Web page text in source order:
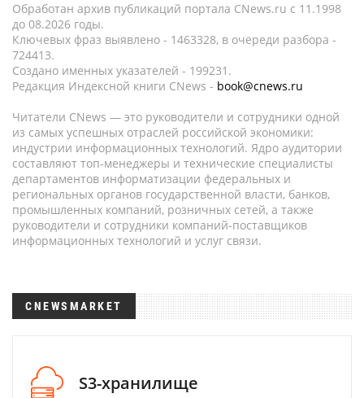
Обработан архив публикаций портала CNews.ru c 11.1998
до 08.2026 годы.
Ключевых фраз выявлено - 1463328, в очереди разбора -
724413.
Создано именных указателей - 199231.
Редакция Индексной книги CNews - book@cnews.ru
Читатели CNews — это руководители и сотрудники одной
из самых успешных отраслей российской экономики:
индустрии информационных технологий. Ядро аудитории
составляют топ-менеджеры и технические специалисты
департаментов информатизации федеральных и
региональных органов государственной власти, банков,
промышленных компаний, розничных сетей, а также
руководители и сотрудники компаний-поставщиков
информационных технологий и услуг связи.
CNEWSMARKET
S3-хранилище